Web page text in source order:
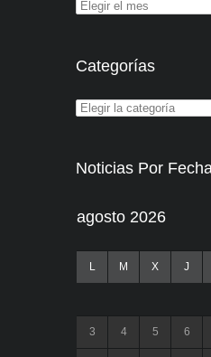
Categorías
Noticias Por
agosto 2026
L M X J
3 4 5 6